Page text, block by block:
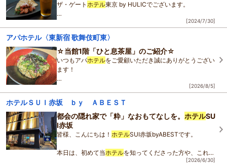
ザ・ゲート ホテル東京 by HULICでございます。
ターズドリームの他、見た目も爽やかで【香る夏】が楽し
めるアンジ
[2024/7/30]
アパホテル〈東新宿 歌舞伎町東〉
☆当館1階「ひと息茶屋」のご紹介☆
いつもアパホテルをご愛顧いただき誠にありがとうござい
ます！
今回は当館1階にて営業しております「ひと息茶屋」のご
「ひと息茶屋」では甘味はもちろんですが、お酒の提供や
お食事
[2026/8/5]
ホテルＳＵＩ赤坂 ｂｙ ＡＢＥＳＴ
都会の隠れ家で「粋」なおもてなしを。 ホテルSU
I赤坂
皆様、こんにちは！ ホテルSUI赤坂byABESTです。
本日は、初めて当ホテルを知ってくださった方や、これか
ら赤坂周辺でのご宿泊をお考えの皆様へ、当館の魅力をた
[2026/6/30]